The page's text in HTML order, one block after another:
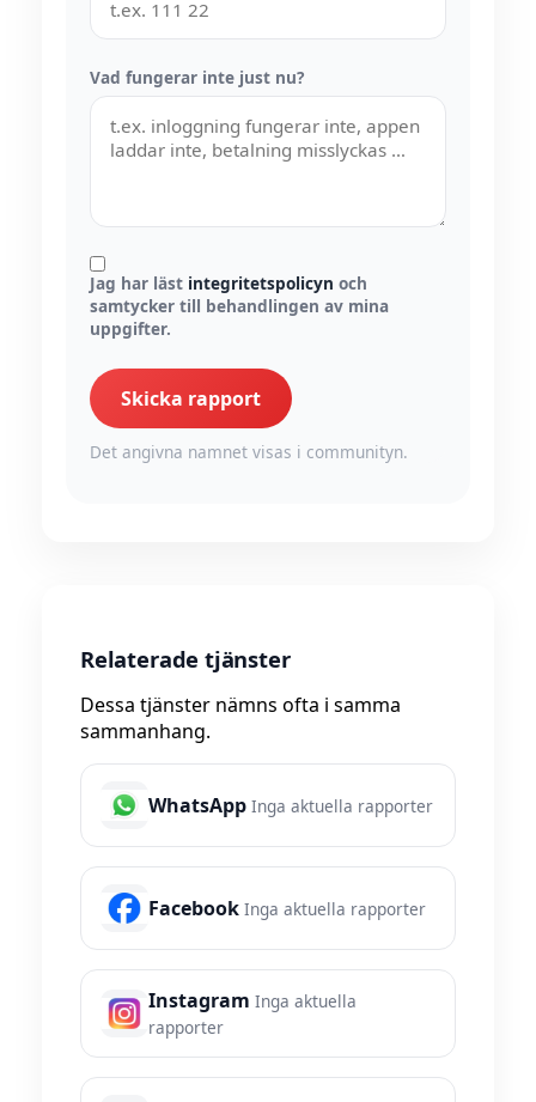
Vad fungerar inte just nu?
Jag har läst integritetspolicyn och
samtycker till behandlingen av mina
uppgifter.
Skicka rapport
Det angivna namnet visas i communityn.
Relaterade tjänster
Dessa tjänster nämns ofta i samma
sammanhang.
WhatsApp Inga aktuella rapporter
Facebook Inga aktuella rapporter
Instagram Inga aktuella
rapporter